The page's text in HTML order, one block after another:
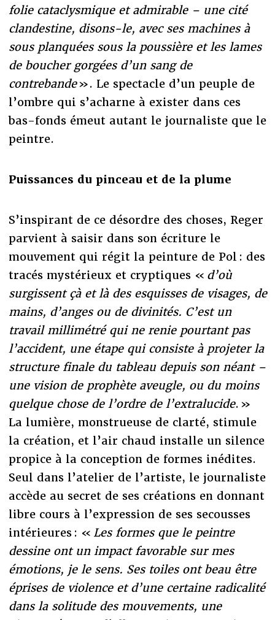
folie cataclysmique et admirable – une cité
clandestine, disons-le, avec ses machines à
sous planquées sous la poussière et les lames
de boucher gorgées d’un sang de
contrebande». Le spectacle d’un peuple de
l’ombre qui s’acharne à exister dans ces
bas-fonds émeut autant le journaliste que le
peintre.
Puissances du pinceau et de la plume
S’inspirant de ce désordre des choses, Reger
parvient à saisir dans son écriture le
mouvement qui régit la peinture de Pol : des
tracés mystérieux et cryptiques « d’où
surgissent çà et là des esquisses de visages, de
mains, d’anges ou de divinités. C’est un
travail millimétré qui ne renie pourtant pas
l’accident, une étape qui consiste à projeter la
structure finale du tableau depuis son néant –
une vision de prophète aveugle, ou du moins
quelque chose de l’ordre de l’extralucide. »
La lumière, monstrueuse de clarté, stimule
la création, et l’air chaud installe un silence
propice à la conception de formes inédites.
Seul dans l’atelier de l’artiste, le journaliste
accède au secret de ses créations en donnant
libre cours à l’expression de ses secousses
intérieures : « Les formes que le peintre
dessine ont un impact favorable sur mes
émotions, je le sens. Ses toiles ont beau être
éprises de violence et d’une certaine radicalité
dans la solitude des mouvements, une